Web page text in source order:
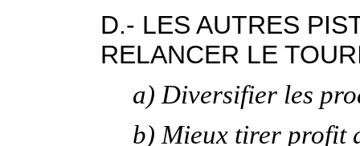
D.- LES AUTRES
RELANCER LE
a) Diversifier les
b) Mieux tirer profit